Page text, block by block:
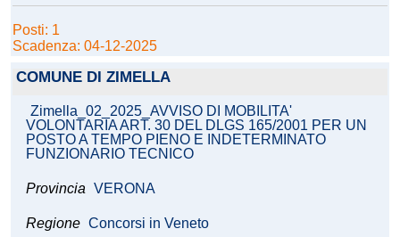
Posti: 1
Scadenza: 04-12-2025
COMUNE DI ZIMELLA
Zimella_02_2025_AVVISO DI MOBILITA'
VOLONTARIA ART. 30 DEL DLGS 165/2001 PER UN
POSTO A TEMPO PIENO E INDETERMINATO
FUNZIONARIO TECNICO
Provincia VERONA
Regione Concorsi in Veneto